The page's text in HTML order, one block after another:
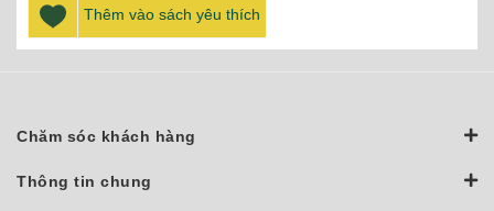
Thêm vào sách yêu thích
Chăm sóc khách hàng
Thông tin chung